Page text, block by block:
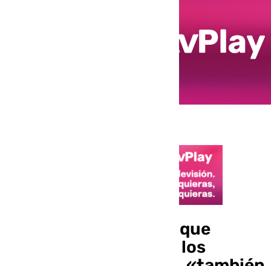
Carolina España dice que
prácticamente todos los